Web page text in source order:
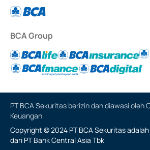
BCA Group
PT BCA Sekuritas berizin dan diawasi oleh
Keuangan
Copyright © 2024 PT BCA Sekuritas
dari PT Bank Central Asia Tbk